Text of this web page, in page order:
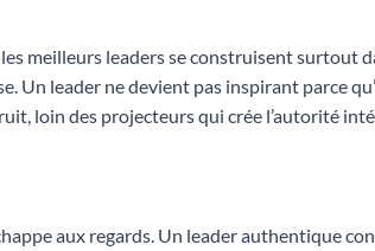
meilleurs leaders se construisent surtout
Un leader ne devient pas inspirant parce
loin des projecteurs qui crée l’autorité
aux regards. Un leader authentique